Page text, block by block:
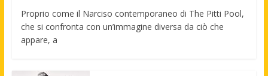
Proprio come il Narciso contemporaneo di The Pitti Pool,
che si confronta con un’immagine diversa da ciò che
appare, a